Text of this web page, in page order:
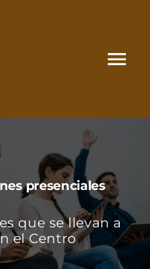
presenciales
que se llevan a
el Centro